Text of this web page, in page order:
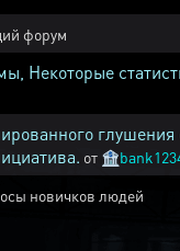
форум
Некоторые
глушения
от 🏦
новичков людей